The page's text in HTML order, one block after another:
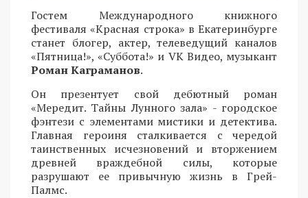
Гостем Международного книжного
фестиваля «Красная строка» в Екатеринбурге
станет блогер, актер, телеведущий каналов
«Пятница!», «Суббота!» и VK Видео, музыкант
Роман Каграманов.
Он презентует свой дебютный роман
«Мередит. Тайны Лунного зала» - городское
фэнтези с элементами мистики и детектива.
Главная героиня сталкивается с чередой
таинственных исчезновений и вторжением
древней враждебной силы, которые
разрушают ее привычную жизнь в Грей-
Палмс.